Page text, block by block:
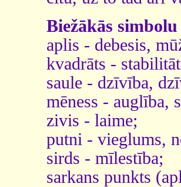
Biežākās simbolu
aplis - debesis,
kvadrāts -
saule - dzīvība,
mēness - auglība,
zivis - laime;
putni - vieglums,
sirds - mīlestība;
sarkans punkts